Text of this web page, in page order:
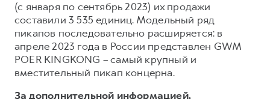
(с января по сентябрь 2023) их продажи
составили 3 535 единиц. Модельный ряд
пикапов последовательно расширяется: в
апреле 2023 года в России представлен GWM
POER KINGKONG – самый крупный и
вместительный пикап концерна.
За дополнительной информацией,